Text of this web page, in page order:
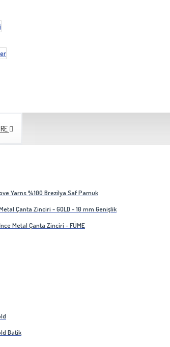
Yarns %100 Brezilya Saf Pamuk
Çanta Zinciri - GOLD - 10 mm Genişlik
Metal Çanta Zinciri - FÜME
Batik
Çanta Cüzdan Kilidi 3 cm